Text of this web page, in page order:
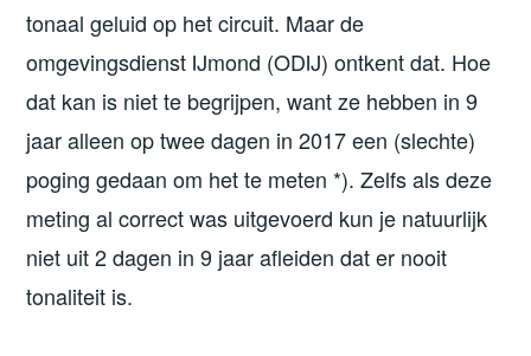
tonaal geluid op het circuit. Maar de
omgevingsdienst IJmond (ODIJ) ontkent dat. Hoe
dat kan is niet te begrijpen, want ze hebben in 9
jaar alleen op twee dagen in 2017 een (slechte)
poging gedaan om het te meten *). Zelfs als deze
meting al correct was uitgevoerd kun je natuurlijk
niet uit 2 dagen in 9 jaar afleiden dat er nooit
tonaliteit is.